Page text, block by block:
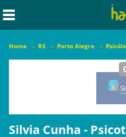
Home RS Porto Alegre
Silvia Cunha -